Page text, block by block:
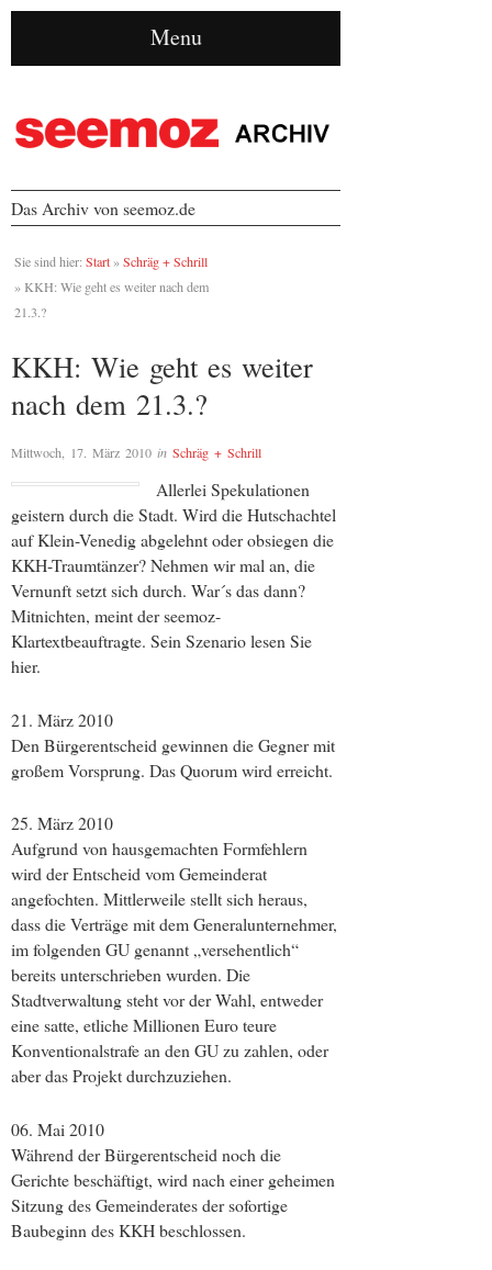
Menu
Das Archiv von seemoz.de
Sie sind hier: Start » Schräg + Schrill
» KKH: Wie geht es weiter nach dem
21.3.?
KKH: Wie geht es weiter
nach dem 21.3.?
Mittwoch, 17. März 2010 in Schräg + Schrill
Allerlei Spekulationen
geistern durch die Stadt. Wird die Hutschachtel
auf Klein-Venedig abgelehnt oder obsiegen die
KKH-Traumtänzer? Nehmen wir mal an, die
Vernunft setzt sich durch. War´s das dann?
Mitnichten, meint der seemoz-
Klartextbeauftragte. Sein Szenario lesen Sie
hier.
21. März 2010
Den Bürgerentscheid gewinnen die Gegner mit
großem Vorsprung. Das Quorum wird erreicht.
25. März 2010
Aufgrund von hausgemachten Formfehlern
wird der Entscheid vom Gemeinderat
angefochten. Mittlerweile stellt sich heraus,
dass die Verträge mit dem Generalunternehmer,
im folgenden GU genannt „versehentlich“
bereits unterschrieben wurden. Die
Stadtverwaltung steht vor der Wahl, entweder
eine satte, etliche Millionen Euro teure
Konventionalstrafe an den GU zu zahlen, oder
aber das Projekt durchzuziehen.
06. Mai 2010
Während der Bürgerentscheid noch die
Gerichte beschäftigt, wird nach einer geheimen
Sitzung des Gemeinderates der sofortige
Baubeginn des KKH beschlossen.